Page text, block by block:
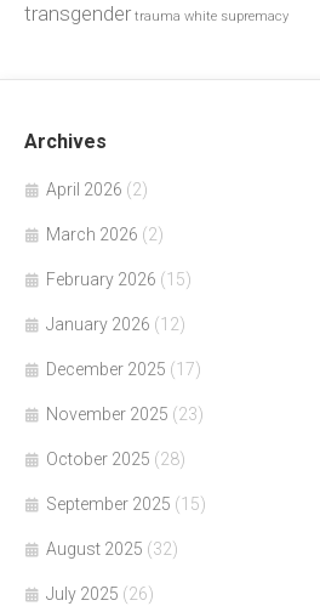
transgender trauma white supremacy
Archives
April 2026 (2)
March 2026 (2)
February 2026 (15)
January 2026 (12)
December 2025 (17)
November 2025 (23)
October 2025 (28)
September 2025 (15)
August 2025 (32)
July 2025 (26)